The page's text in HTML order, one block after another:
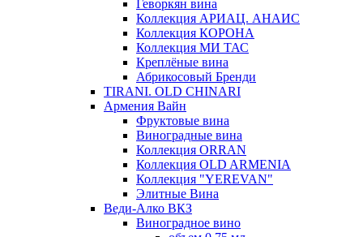
Геворкян вина
Коллекция АРИАЦ. АНАИС
Коллекция КОРОНА
Коллекция МИ ТАС
Креплёные вина
Абрикосовый Бренди
TIRANI. OLD CHINARI
Армения Вайн
Фруктовые вина
Виноградные вина
Коллекция ORRAN
Коллекция OLD ARMENIA
Коллекция "YEREVAN"
Элитные Вина
Веди-Алко ВКЗ
Виноградное вино